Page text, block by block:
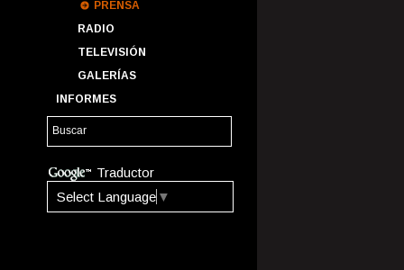
PRENSA
RADIO
TELEVISIÓN
GALERÍAS
INFORMES
Traductor
Select Language ▼